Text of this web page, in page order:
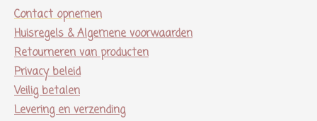
Contact opnemen
Huisregels & Algemene voorwaarden
Retourneren van producten
Privacy beleid
Veilig betalen
Levering en verzending